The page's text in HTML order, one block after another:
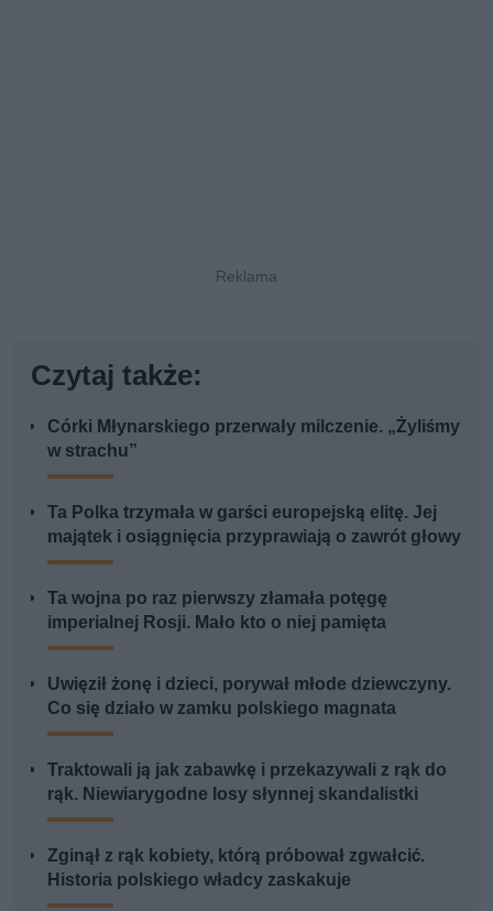
Czytaj także:
Córki Młynarskiego przerwały milczenie. „Żyliśmy
w strachu”
Ta Polka trzymała w garści europejską elitę. Jej
majątek i osiągnięcia przyprawiają o zawrót głowy
Ta wojna po raz pierwszy złamała potęgę
imperialnej Rosji. Mało kto o niej pamięta
Uwięził żonę i dzieci, porywał młode dziewczyny.
Co się działo w zamku polskiego magnata
Traktowali ją jak zabawkę i przekazywali z rąk do
rąk. Niewiarygodne losy słynnej skandalistki
Zginął z rąk kobiety, którą próbował zgwałcić.
Historia polskiego władcy zaskakuje